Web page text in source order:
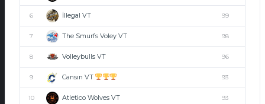
6 İllegal VT 99
7 The Smurfs Voley VT 98
8 Volleybulls VT 96
9 Cansın VT 93
10 Atletico Wolves VT 93